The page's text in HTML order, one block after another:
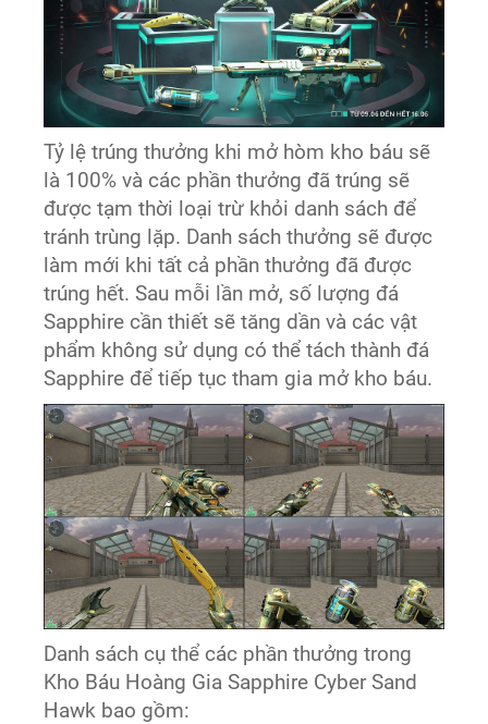
Tỷ lệ trúng thưởng khi mở hòm kho báu sẽ
là 100% và các phần thưởng đã trúng sẽ
được tạm thời loại trừ khỏi danh sách để
tránh trùng lặp. Danh sách thưởng sẽ được
làm mới khi tất cả phần thưởng đã được
trúng hết. Sau mỗi lần mở, số lượng đá
Sapphire cần thiết sẽ tăng dần và các vật
phẩm không sử dụng có thể tách thành đá
Sapphire để tiếp tục tham gia mở kho báu.
Danh sách cụ thể các phần thưởng trong
Kho Báu Hoàng Gia Sapphire Cyber Sand
Hawk bao gồm: